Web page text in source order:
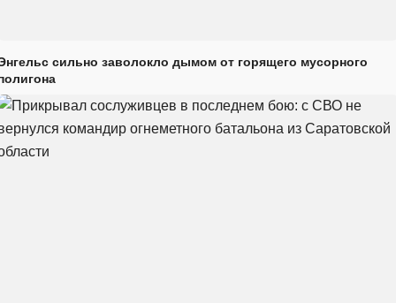
сильно заволокло дымом от горящего мусорного